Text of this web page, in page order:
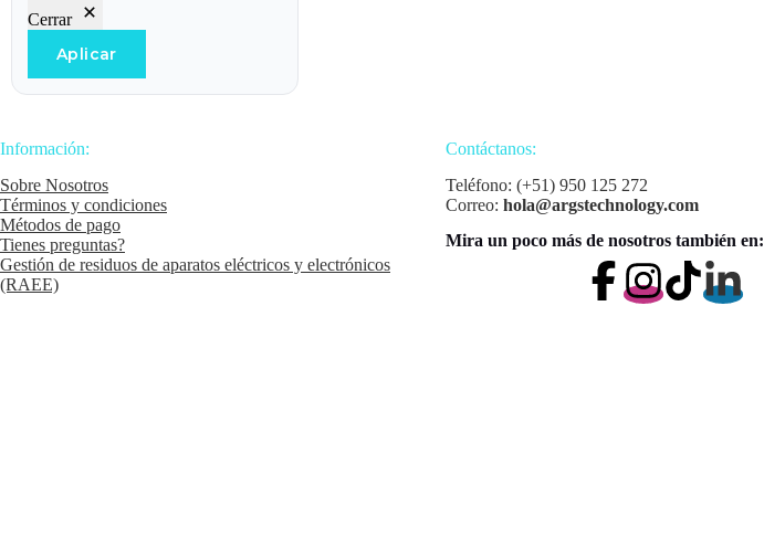
Cerrar
Aplicar
Información:
Sobre Nosotros
Términos y condiciones
Métodos de pago
Tienes preguntas?
Gestión de residuos de aparatos eléctricos y electrónicos
(RAEE)
Contáctanos:
Teléfono: (+51) 950 125 272
Correo:hola@argstechnology.com
Mira un poco más de nosotros también en: